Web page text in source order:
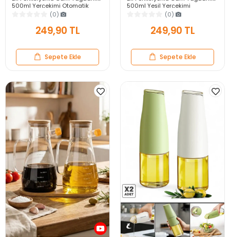
500ml Yerçekimi Otomatik
Kapak Still Damlatmayan Ağızlı
(0)
249,90 TL
Sepete Ekle
500ml Yeşil Yerçekimi
Otomatik Kapak Damlatmayan
Ağızlı Yağlık Sosluk
(0)
249,90 TL
Sepete Ekle